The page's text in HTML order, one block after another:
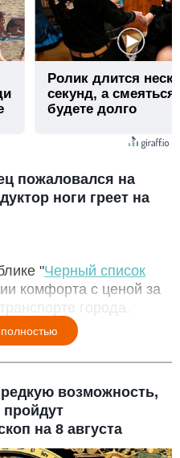
Ролик длится
секунд, а
будете долго
пожаловался на
ноги греет на
"Черный список
комфорта с ценой за
города.
возможность,
на 8 августа